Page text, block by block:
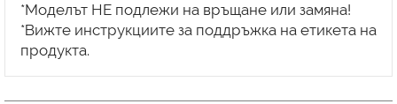
*Моделът НЕ подлежи на връщане или замяна!
*Вижте инструкциите за поддръжка на етикета на
продукта.